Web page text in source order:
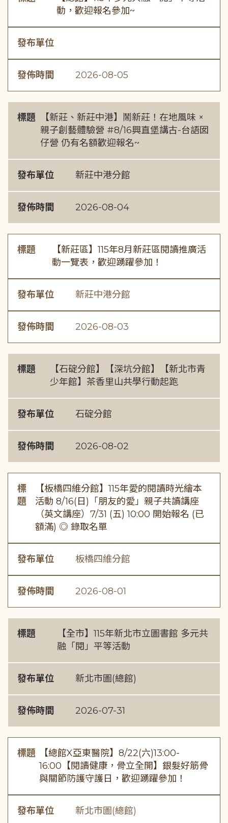
動，歡迎報名參加~
發布單位
發佈時間 2026-08-05
標題
【新莊、新莊中港】鬧新莊！在地風味 ×
親子創藝體驗營 #8/16興直堡講古-台語囡
仔營 仍有名額歡迎報名~
發布單位 新莊中港分館
發佈時間 2026-08-04
標題
【新莊區】115年8月新莊區閱讀推廣活
動一覽表，歡迎踴躍參加！
發布單位 新莊中港分館
發佈時間 2026-08-03
標題
【石碇分館】【深坑分館】【新北市青
少年館】茶香里山共學行動起跑
發布單位 石碇分館
發佈時間 2026-08-02
標
題
【板橋四維分館】115年愛的閱讀時光繪本
活動 8/16(日)「朋友的愛」親子共讀講座
（英文講座）7/31 (五) 10:00 開始報名 (已
額滿) ◎ 錄取名單
發布單位 板橋四維分館
發佈時間 2026-08-01
標題
【全市】115年新北市立圖書館 多元共
融「閱」平等活動
發布單位 新北市圖(總館)
發佈時間 2026-07-31
標題
【總館X亞東醫院】8/22(六)13:00-
16:00【閱讀健康，骨立全開】銀髮好筋骨
與關節防護守護日，歡迎踴躍參加！
發布單位 新北市圖(總館)